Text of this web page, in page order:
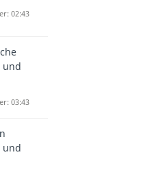
02:43
und
03:43
und